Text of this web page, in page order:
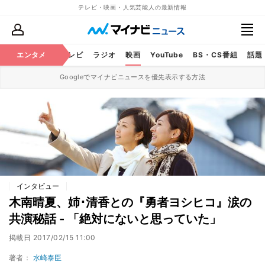
テレビ・映画・人気芸能人の最新情報
エンタメ
芸能 テレビ ラジオ 映画 YouTube BS・CS番組 話題
Googleでマイナビニュースを優先表示する方法
インタビュー
木南晴夏、姉･清香との『勇者ヨシヒコ』涙の
共演秘話 - 「絶対にないと思っていた」
掲載日 2017/02/15 11:00
著者： 水崎泰臣